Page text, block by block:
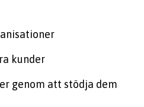
kunder
genom att stödja dem